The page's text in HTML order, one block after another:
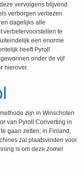
vervolgens blijvend
verborgen verliezen
dagelijks alle
verbetervoorstellen te
een enorme
heeft Pyroll
onder de vijf
hierover.
zijn in Winschoten
van Pyroll Converting in
gaan zetten; in Finland,
zal plaatsvinden voor
is om deze zomer